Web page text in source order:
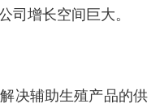
司增长空间巨大。
决辅助生殖产品的供